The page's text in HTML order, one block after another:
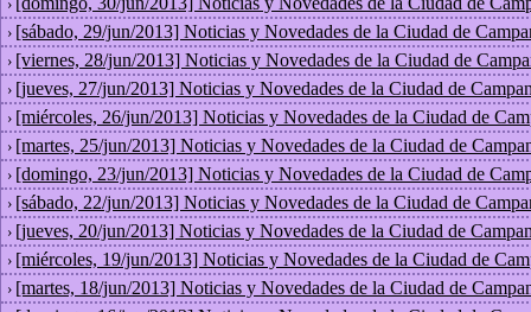
›
› [sábado, 29/jun/2013] Noticias y Novedades de la Ciudad de
› [viernes, 28/jun/2013] Noticias y Novedades de la Ciudad de
› [jueves, 27/jun/2013] Noticias y Novedades de la Ciudad de
› [miércoles, 26/jun/2013] Noticias y Novedades de la Ciudad de
› [martes, 25/jun/2013] Noticias y Novedades de la Ciudad de
› [domingo, 23/jun/2013] Noticias y Novedades de la Ciudad de
› [sábado, 22/jun/2013] Noticias y Novedades de la Ciudad de
› [jueves, 20/jun/2013] Noticias y Novedades de la Ciudad de
› [miércoles, 19/jun/2013] Noticias y Novedades de la Ciudad de
› [martes, 18/jun/2013] Noticias y Novedades de la Ciudad de